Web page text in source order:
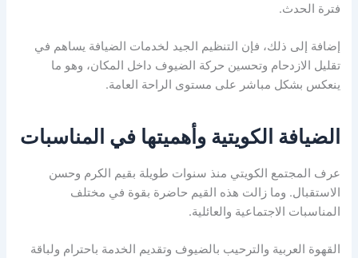
فترة الحدث.
إضافة إلى ذلك، فإن التنظيم الجيد لخدمات الضيافة يساهم في
تقليل الازدحام وتحسين حركة الضيوف داخل المكان، وهو ما
ينعكس بشكل مباشر على مستوى الراحة العامة.
الضيافة الكويتية وأهميتها في المناسبات
عرف المجتمع الكويتي منذ سنوات طويلة بقيم الكرم وحسن
الاستقبال. وما زالت هذه القيم حاضرة بقوة في مختلف
المناسبات الاجتماعية والعائلية.
القهوة العربية والترحيب بالضيوف وتقديم الخدمة باحترام ولباقة